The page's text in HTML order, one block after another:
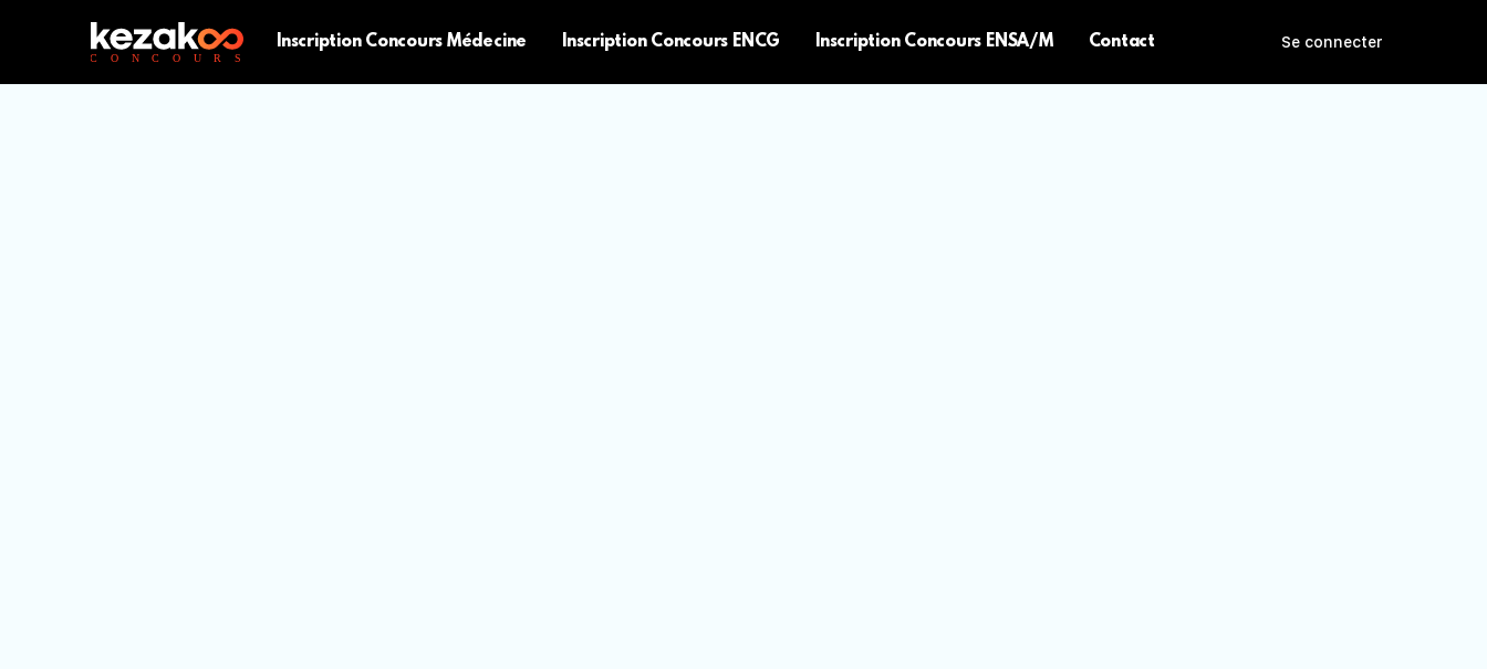
Inscription Concours Médecine Inscription Concours ENCG Inscription Concours ENSA/M Contact Se connecter